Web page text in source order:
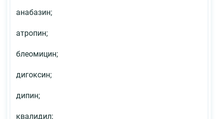
анабазин;
атропин;
блеомицин;
дигоксин;
дипин;
квалидил;